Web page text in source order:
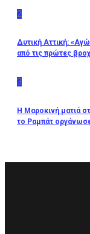
2
Δυτική Αττική:
από τις πρώτες
3
Η Μαροκινή ματιά
το Ραμπάτ οργάνωσε